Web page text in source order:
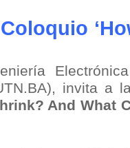
‘
invita a
And What